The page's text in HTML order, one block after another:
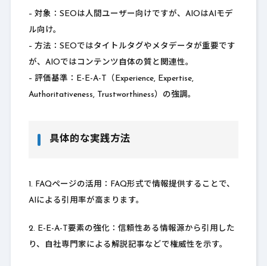
– 対象：SEOは人間ユーザー向けですが、AIOはAIモデ
ル向け。
– 方法：SEOではタイトルタグやメタデータが重要です
が、AIOではコンテンツ自体の質と関連性。
– 評価基準：E-E-A-T（Experience, Expertise,
Authoritativeness, Trustworthiness）の強調。
具体的な実践方法
1. FAQページの活用：FAQ形式で情報提供することで、
AIによる引用率が高まります。
2. E-E-A-T要素の強化：信頼性ある情報源から引用した
り、自社専門家による解説記事などで権威性を示す。